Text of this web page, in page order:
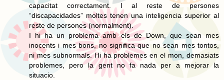
capacitat correctament. I al reste de persones
“discapacidades” moltes tenen una inteligencia superior al
reste de persones (normalment).
I hi ha un problema amb els de Down, que sean mes
inocents i mes bons, no significa que no sean mes tontos,
ni mes subnormals. Hi ha problemes en el mon, demasiats
problemes, pero la gent no fa nada per a mejorar la
situacio.